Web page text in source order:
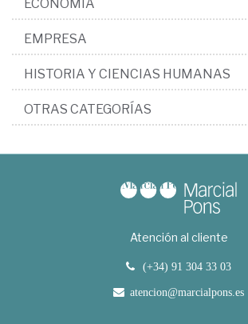
ECONOMÍA
EMPRESA
HISTORIA Y CIENCIAS HUMANAS
OTRAS CATEGORÍAS
Atención al cliente
(+34) 91 304 33 03
atencion@marcialpons.es